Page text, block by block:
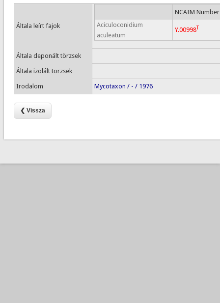
Általa leírt fajok
NCAIM Number
Aciculoconidium
aculeatum
Y.00998T
Általa deponált törzsek
Általa izolált törzsek
Irodalom Mycotaxon / - / 1976